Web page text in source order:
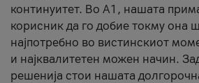
континуитет. Во А1, нашата
корисник да го добие токму она
најпотребно во вистинскиот
и најквалитетен можен начин.
решенија стои нашата